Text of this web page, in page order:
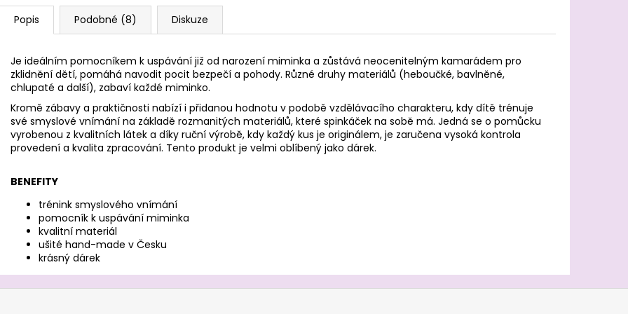
Popis Podobné (8) Diskuze
Je ideálním pomocníkem k uspávání již od narození miminka a zůstává neocenitelným kamarádem pro
zklidnění dětí, pomáhá navodit pocit bezpečí a pohody. Různé druhy materiálů (heboučké, bavlněné,
chlupaté a další), zabaví každé miminko.
Kromě zábavy a praktičnosti nabízí i přidanou hodnotu v podobě vzdělávacího charakteru, kdy dítě trénuje
své smyslové vnímání na základě rozmanitých materiálů, které spinkáček na sobě má. Jedná se o pomůcku
vyrobenou z kvalitních látek a díky ruční výrobě, kdy každý kus je originálem, je zaručena vysoká kontrola
provedení a kvalita zpracování. Tento produkt je velmi oblíbený jako dárek.
BENEFITY
trénink smyslového vnímání
pomocník k uspávání miminka
kvalitní materiál
ušité hand-made v Česku
krásný dárek